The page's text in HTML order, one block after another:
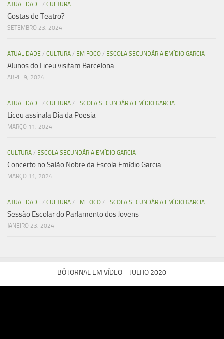
ATUALIDADE / CULTURA
Gostas de Teatro?
SETEMBRO 23, 2024
ATUALIDADE / CULTURA / EM FOCO / ESCOLA SECUNDÁRIA EMÍDIO GARCIA
Alunos do Liceu visitam Barcelona
ABRIL 9, 2024
ATUALIDADE / CULTURA / ESCOLA SECUNDÁRIA EMÍDIO GARCIA
Liceu assinala Dia da Poesia
MARÇO 11, 2024
CULTURA / ESCOLA SECUNDÁRIA EMÍDIO GARCIA
Concerto no Salão Nobre da Escola Emídio Garcia
MARÇO 11, 2024
ATUALIDADE / CULTURA / EM FOCO / ESCOLA SECUNDÁRIA EMÍDIO GARCIA
Sessão Escolar do Parlamento dos Jovens
JANEIRO 23, 2024
BÔ JORNAL EM VÍDEO – JULHO 2020